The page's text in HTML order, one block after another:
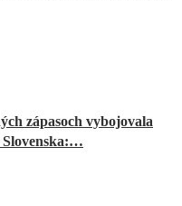
zápasoch vybojovala
Slovenska:…